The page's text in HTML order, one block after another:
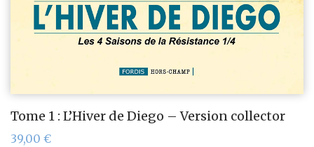
Tome 1 : L’Hiver de Diego – Version collector
39,00 €